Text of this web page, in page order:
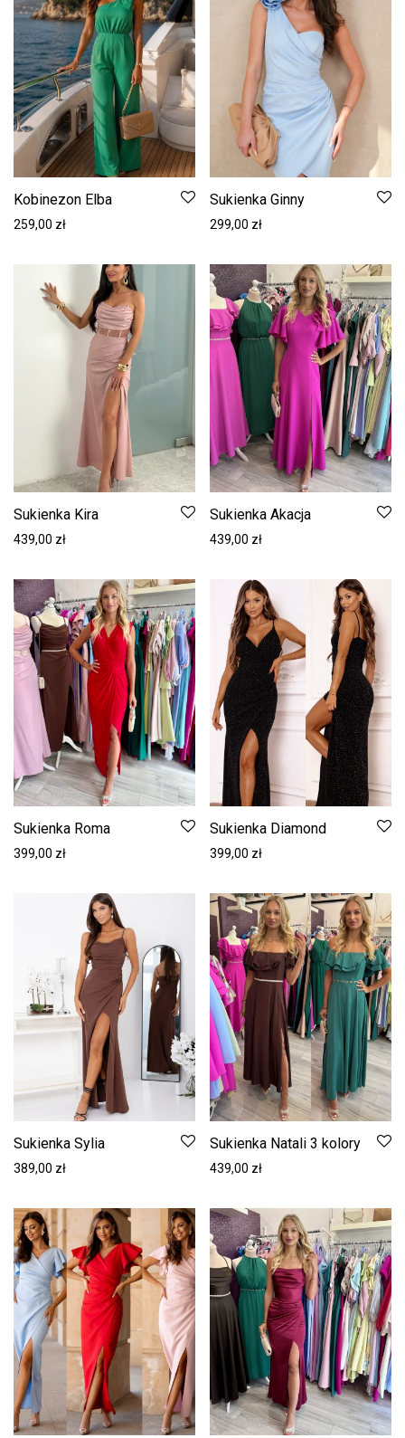
Kobinezon Elba
259,00 zł
Sukienka Ginny
299,00 zł
Sukienka Kira
439,00 zł
Sukienka Akacja
439,00 zł
Sukienka Roma
399,00 zł
Sukienka Diamond
399,00 zł
Sukienka Sylia
389,00 zł
Sukienka Natali 3 kolory
439,00 zł